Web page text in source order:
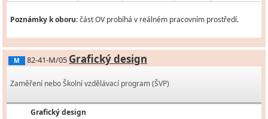
Poznámky k oboru:část OV probíhá v reálném pracovním prostředí.
M 82-41-M/05 Grafický design
Zaměření nebo Školní vzdělávací program (ŠVP)
Grafický design